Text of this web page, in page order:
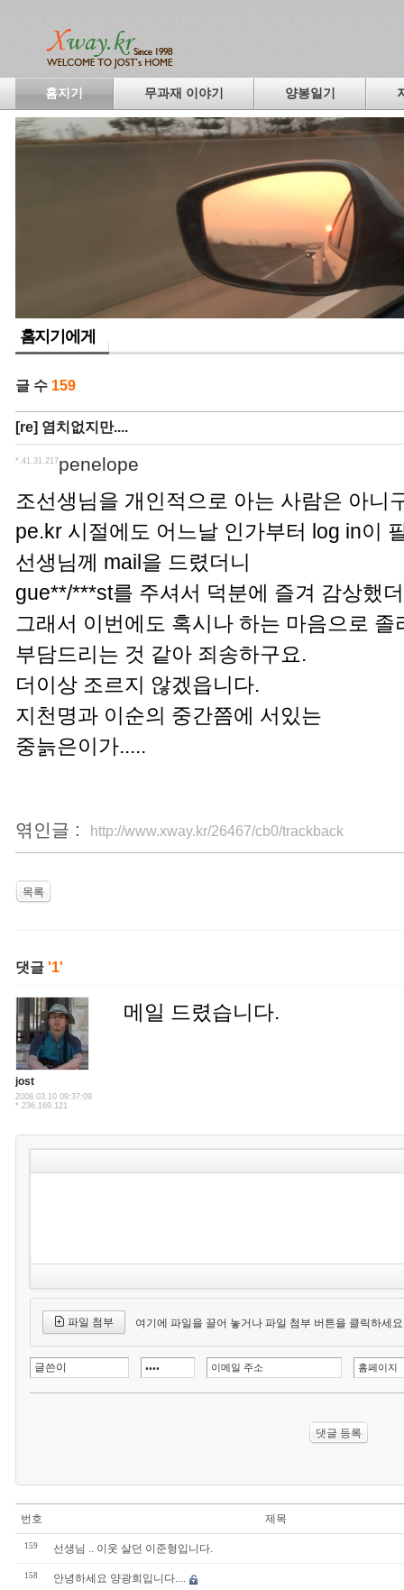
홈지기 무과재 이야기 양봉일기
홈지기에게
글 수 159
[re] 염치없지만....
penelope
*.41.31.217
조선생님을 개인적으로 아는 사람은 아니
pe.kr 시절에도 어느날 인가부터 log in이
선생님께 mail을 드렸더니
gue**/***st를 주셔서 덕분에 즐겨 감상했
그래서 이번에도 혹시나 하는 마음으로 졸
부담드리는 것 같아 죄송하구요.
더이상 조르지 않겠읍니다.
지천명과 이순의 중간쯤에 서있는
중늙은이가.....
엮인글 : http://www.xway.kr/26467/cb0/trackback
목록
댓글 '1'
jost
2008.03.10 09:37:09
*.236.169.121
메일 드렸습니다.
파일 첨부 여기에 파일을 끌어 놓거나 파일 첨부 버튼을 클릭하세
번호 제목
159 선생님 .. 이웃 살던 이준형입니다.
158 안녕하세요 양광희입니다....